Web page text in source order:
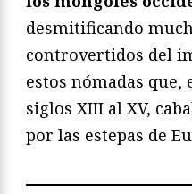
desmitificando
controvertidos del
estos nómadas que,
siglos XIII al XV,
por las estepas de